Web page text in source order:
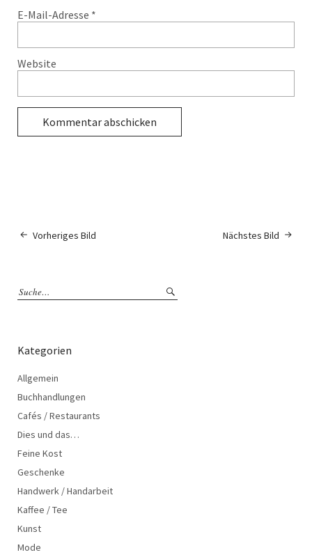
E-Mail-Adresse *
Website
Nächstes Bild
Vorheriges Bild
Kategorien
Allgemein
Buchhandlungen
Cafés / Restaurants
Dies und das…
Feine Kost
Geschenke
Handwerk / Handarbeit
Kaffee / Tee
Kunst
Mode